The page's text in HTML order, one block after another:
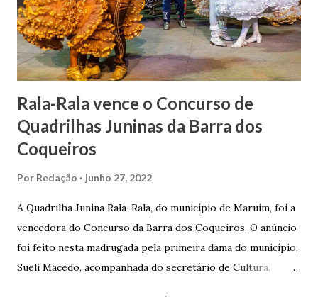
Gomes de Melo mandou construir a Igreja Matriz de Nosso
Senhor Bom Jesus dos Passos, que foi inaugurada em 1862 e
doada ao vigário Pe. José Joaquim de Vasconcelos. A Igreja
Matriz...
Rala-Rala vence o Concurso de
Quadrilhas Juninas da Barra dos
Coqueiros
Por Redação junho 27, 2022
A Quadrilha Junina Rala-Rala, do município de Maruim, foi a
vencedora do Concurso da Barra dos Coqueiros. O anúncio
foi feito nesta madrugada pela primeira dama do município,
Sueli Macedo, acompanhada do secretário de Cultura,